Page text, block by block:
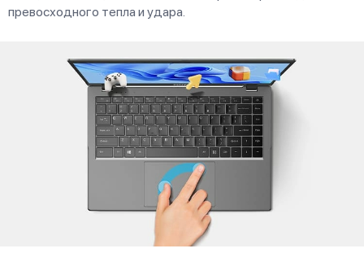
превосходного тепла и удара.